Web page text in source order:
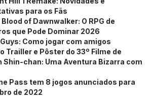
para os Fãs
Blood of Dawnwalker: O RPG de
que Pode Dominar 2026
Como jogar com amigos
Trailler e Pôster do 33º Filme de
Shin-chan: Uma Aventura Bizarra com
Pass tem 8 jogos anunciados para
de 2022